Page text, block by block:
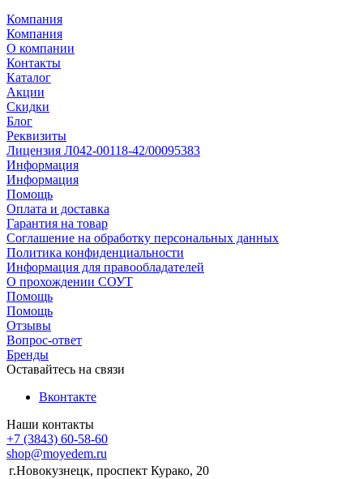
Компания
Компания
О компании
Контакты
Каталог
Акции
Скидки
Блог
Реквизиты
Лицензия Л042-00118-42/00095383
Информация
Информация
Помощь
Оплата и доставка
Гарантия на товар
Соглашение на обработку персональных данных
Политика конфиденциальности
Информация для правообладателей
О прохождении СОУТ
Помощь
Помощь
Отзывы
Вопрос-ответ
Бренды
Оставайтесь на связи
Вконтакте
Наши контакты
+7 (3843) 60-58-60
shop@moyedem.ru
г.Новокузнецк, проспект Курако, 20